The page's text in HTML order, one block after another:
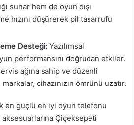
sunar hem de oyun dışı
hızını düşürerek pil tasarrufu
Desteği: Yazılımsal
performansını doğrudan etkiler.
ağına sahip ve düzenli
cihazınızın ömrünü uzatır.
en güçlü en iyi oyun telefonu
Çiçeksepeti